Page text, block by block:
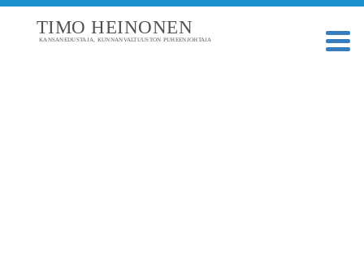
TIMO HEINONEN
KANSANEDUSTAJA, KUNNANVALTUUSTON PUHEENJOHTAJA